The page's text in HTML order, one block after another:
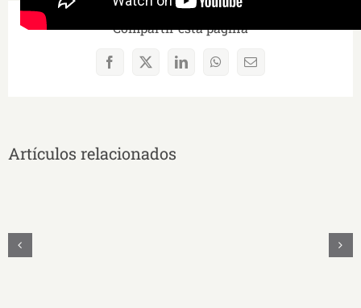
Compartir esta página
Facebook
X LinkedInWhatsAppCorreo
Artículos relacionados